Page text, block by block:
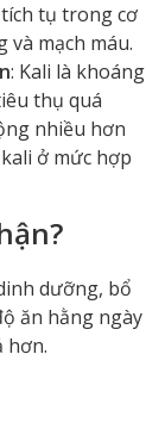
tụ trong cơ
mạch máu.
: Kali là khoáng
thụ quá
nhiều hơn
ở mức hợp
dưỡng, bổ
ăn hằng ngày
hơn.